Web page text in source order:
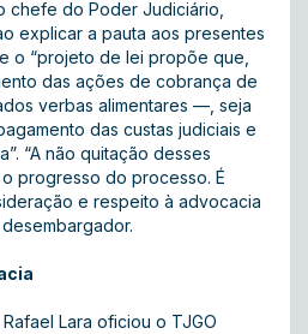
chefe do Poder Judiciário,
explicar a pauta aos presentes
o “projeto de lei propõe que,
das ações de cobrança de
verbas alimentares —, seja
das custas judiciais e
“A não quitação desses
progresso do processo. É
e respeito à advocacia
Lara oficiou o TJGO